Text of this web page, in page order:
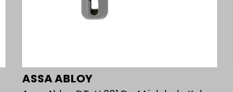
ASSA ABLOY